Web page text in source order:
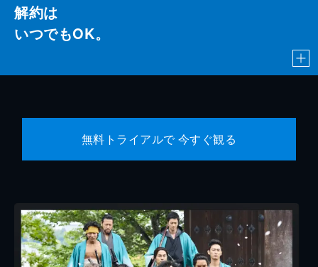
解約は
いつでもOK。
無料トライアルで 今すぐ観る